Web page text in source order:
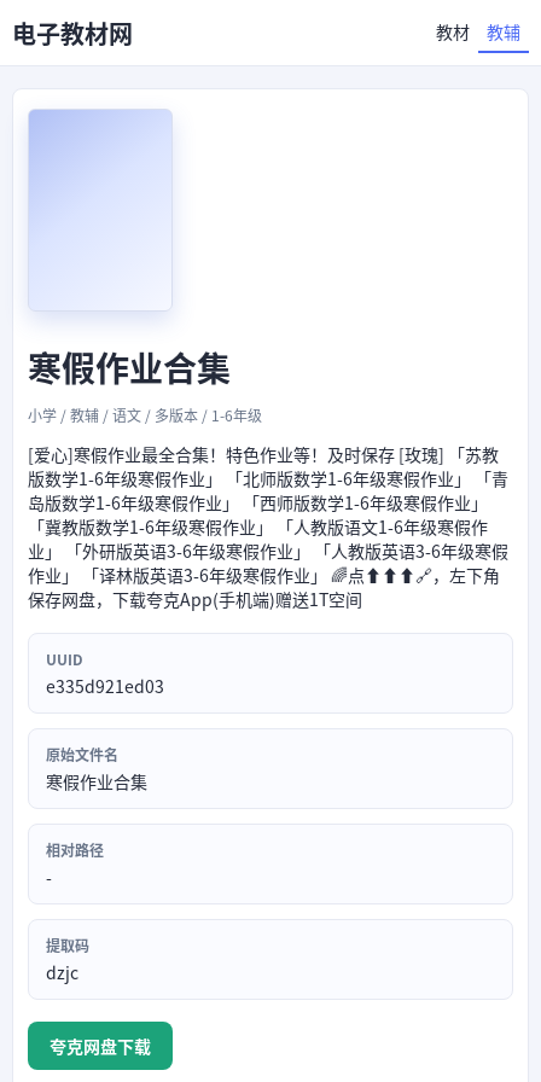
电子教材网 教材 教辅
寒假作业合集
小学 / 教辅 / 语文 / 多版本 / 1-6年级
[爱心]寒假作业最全合集！特色作业等！及时保存 [玫瑰] 「苏教
版数学1-6年级寒假作业」 「北师版数学1-6年级寒假作业」 「青
岛版数学1-6年级寒假作业」 「西师版数学1-6年级寒假作业」
「冀教版数学1-6年级寒假作业」 「人教版语文1-6年级寒假作
业」 「外研版英语3-6年级寒假作业」 「人教版英语3-6年级寒假
作业」 「译林版英语3-6年级寒假作业」 🌈点⬆⬆⬆🔗，左下角
保存网盘，下载夸克App(手机端)赠送1T空间
UUID
e335d921ed03
原始文件名
寒假作业合集
相对路径
-
提取码
dzjc
夸克网盘下载